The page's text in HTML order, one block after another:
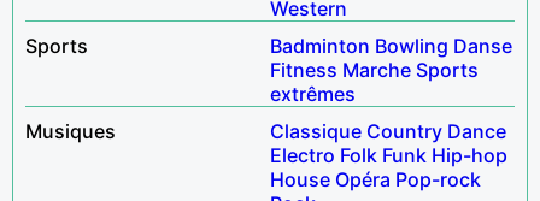
Western
Sports
Badminton Bowling Danse
Fitness Marche Sports
extrêmes
Musiques
Classique Country Dance
Electro Folk Funk Hip-hop
House Opéra Pop-rock